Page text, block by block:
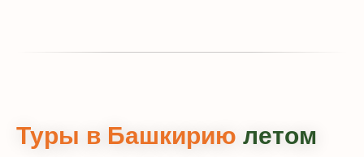
Туры в Башкирию летом